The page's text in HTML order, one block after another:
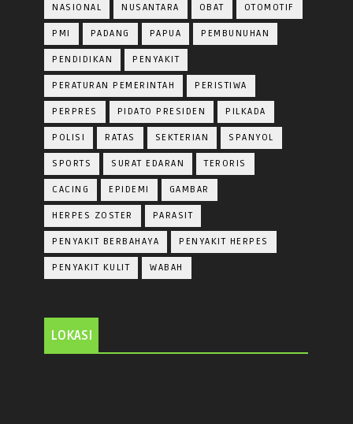
NASIONAL NUSANTARA OBAT OTOMOTIF
PMI PADANG PAPUA PEMBUNUHAN
PENDIDIKAN PENYAKIT
PERATURAN PEMERINTAH PERISTIWA
PERPRES PIDATO PRESIDEN PILKADA
POLISI RATAS SEKTERIAN SPANYOL
SPORTS SURAT EDARAN TERORIS
CACING EPIDEMI GAMBAR
HERPES ZOSTER PARASIT
PENYAKIT BERBAHAYA PENYAKIT HERPES
PENYAKIT KULIT WABAH
LOKASI